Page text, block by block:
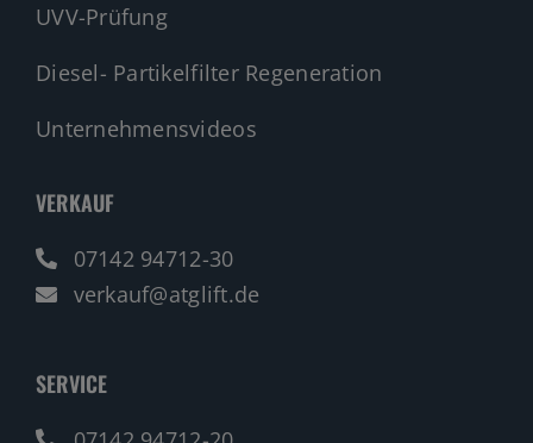
UVV-Prüfung
Diesel- Partikelfilter Regeneration
Unternehmensvideos
VERKAUF
07142 94712-30
verkauf@atglift.de
SERVICE